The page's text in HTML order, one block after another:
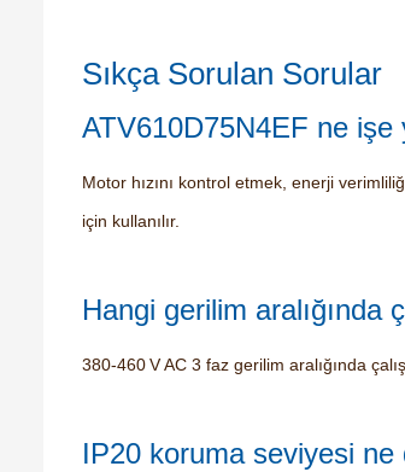
Sıkça Sorulan Sorular
ATV610D75N4EF ne işe
Motor hızını kontrol etmek, enerji
için kullanılır.
Hangi gerilim aralığında
380‑460 V AC 3 faz gerilim aralığında
IP20 koruma seviyesi ne